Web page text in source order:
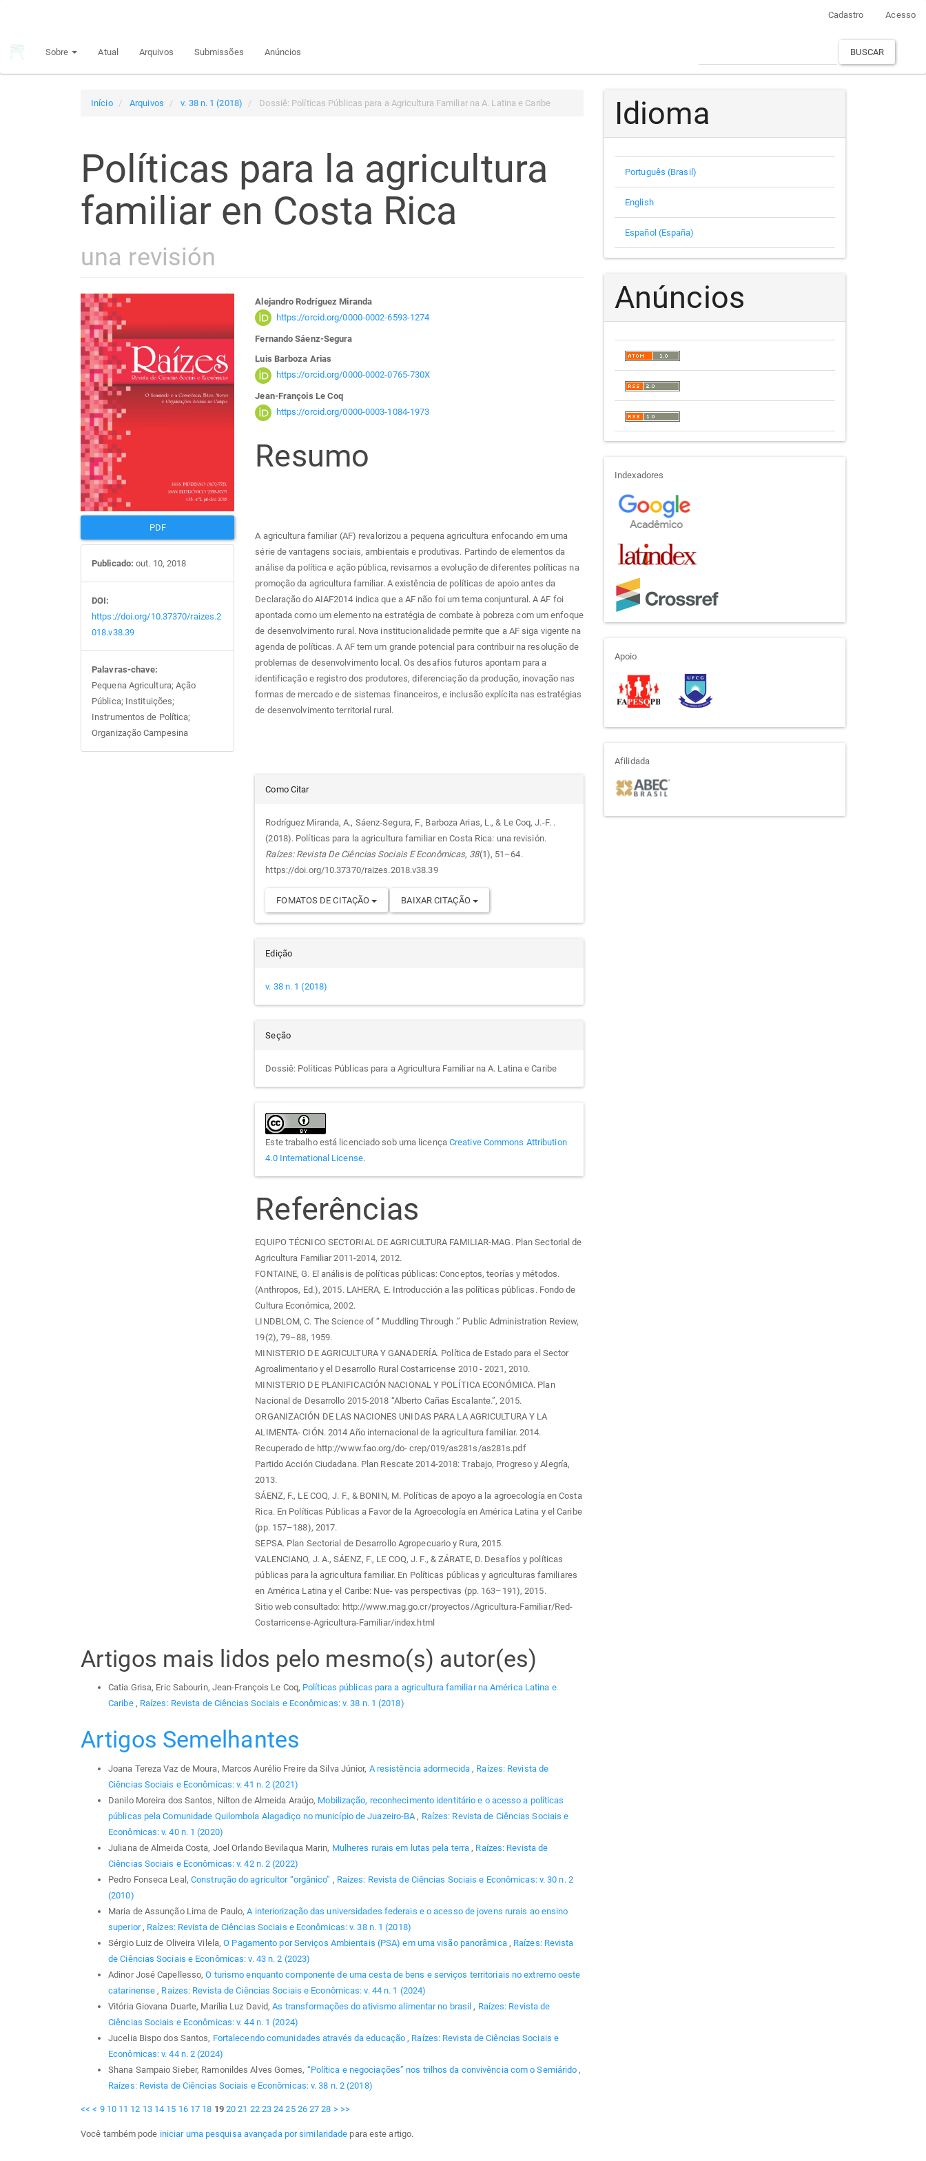
principal
Cadastro Acesso
Sobre Atual Arquivos Submissões Anúncios BUSCAR
Início Arquivos v. 38 n. 1 (2018) Dossiê: Políticas Públicas para a Agricultura Familiar na A. Latina e Caribe
Políticas para la agricultura
familiar en Costa Rica
una revisión
Barra
lateral
de
artigos
PDF
Publicado: out. 10, 2018
DOI:
https://doi.org/10.37370/raizes.2
018.v38.39
Palavras-chave:
Pequena Agricultura; Ação
Pública; Instituições;
Instrumentos de Política;
Organização Campesina
Conteúdo
do
artigo
principal
Alejandro Rodríguez Miranda
https://orcid.org/0000-0002-6593-1274
Fernando Sáenz-Segura
Luis Barboza Arias
https://orcid.org/0000-0002-0765-730X
Jean-François Le Coq
https://orcid.org/0000-0003-1084-1973
Resumo
A agricultura familiar (AF) revalorizou a pequena agricultura enfocando em uma
série de vantagens sociais, ambientais e produtivas. Partindo de elementos da
análise da política e ação pública, revisamos a evolução de diferentes políticas na
promoção da agricultura familiar. A existência de políticas de apoio antes da
Declaração do AIAF2014 indica que a AF não foi um tema conjuntural. A AF foi
apontada como um elemento na estratégia de combate à pobreza com um enfoque
de desenvolvimento rural. Nova institucionalidade permite que a AF siga vigente na
agenda de políticas. A AF tem um grande potencial para contribuir na resolução de
problemas de desenvolvimento local. Os desafios futuros apontam para a
identificação e registro dos produtores, diferenciação da produção, inovação nas
formas de mercado e de sistemas financeiros, e inclusão explícita nas estratégias
de desenvolvimento territorial rural.
Detalhes
do
artigo
Como Citar
Rodríguez Miranda, A., Sáenz-Segura, F., Barboza Arias, L., & Le Coq, J.-F. .
(2018). Políticas para la agricultura familiar en Costa Rica: una revisión.
Raízes: Revista De Ciências Sociais E Econômicas, 38(1), 51–64.
https://doi.org/10.37370/raizes.2018.v38.39
FOMATOS DE CITAÇÃO BAIXAR CITAÇÃO
Edição
v. 38 n. 1 (2018)
Seção
Dossiê: Políticas Públicas para a Agricultura Familiar na A. Latina e Caribe
Este trabalho está licenciado sob uma licença Creative Commons Attribution
4.0 International License.
Referências
EQUIPO TÉCNICO SECTORIAL DE AGRICULTURA FAMILIAR-MAG. Plan Sectorial de
Agricultura Familiar 2011-2014, 2012.
FONTAINE, G. El análisis de políticas públicas: Conceptos, teorías y métodos.
(Anthropos, Ed.), 2015. LAHERA, E. Introducción a las políticas públicas. Fondo de
Cultura Económica, 2002.
LINDBLOM, C. The Science of “ Muddling Through .” Public Administration Review,
19(2), 79–88, 1959.
MINISTERIO DE AGRICULTURA Y GANADERÍA. Política de Estado para el Sector
Agroalimentario y el Desarrollo Rural Costarricense 2010 - 2021, 2010.
MINISTERIO DE PLANIFICACIÓN NACIONAL Y POLÍTICA ECONÓMICA. Plan
Nacional de Desarrollo 2015-2018 “Alberto Cañas Escalante.”, 2015.
ORGANIZACIÓN DE LAS NACIONES UNIDAS PARA LA AGRICULTURA Y LA
ALIMENTA- CIÓN. 2014 Año internacional de la agricultura familiar. 2014.
Recuperado de http://www.fao.org/do- crep/019/as281s/as281s.pdf
Partido Acción Ciudadana. Plan Rescate 2014-2018: Trabajo, Progreso y Alegría,
2013.
SÁENZ, F., LE COQ, J. F., & BONIN, M. Políticas de apoyo a la agroecología en Costa
Rica. En Políticas Públicas a Favor de la Agroecología en América Latina y el Caribe
(pp. 157–188), 2017.
SEPSA. Plan Sectorial de Desarrollo Agropecuario y Rura, 2015.
VALENCIANO, J. A., SÁENZ, F., LE COQ, J. F., & ZÁRATE, D. Desafíos y políticas
públicas para la agricultura familiar. En Políticas públicas y agriculturas familiares
en América Latina y el Caribe: Nue- vas perspectivas (pp. 163–191), 2015.
Sitio web consultado: http://www.mag.go.cr/proyectos/Agricultura-Familiar/Red-
Costarricense-Agricultura-Familiar/index.html
Artigos mais lidos pelo mesmo(s) autor(es)
Catia Grisa, Eric Sabourin, Jean-François Le Coq, Políticas públicas para a agricultura familiar na América Latina e
Caribe , Raízes: Revista de Ciências Sociais e Econômicas: v. 38 n. 1 (2018)
Artigos Semelhantes
Joana Tereza Vaz de Moura, Marcos Aurélio Freire da Silva Júnior, A resistência adormecida , Raízes: Revista de
Ciências Sociais e Econômicas: v. 41 n. 2 (2021)
Danilo Moreira dos Santos, Nilton de Almeida Araújo, Mobilização, reconhecimento identitário e o acesso a políticas
públicas pela Comunidade Quilombola Alagadiço no município de Juazeiro-BA , Raízes: Revista de Ciências Sociais e
Econômicas: v. 40 n. 1 (2020)
Juliana de Almeida Costa, Joel Orlando Bevilaqua Marin, Mulheres rurais em lutas pela terra , Raízes: Revista de
Ciências Sociais e Econômicas: v. 42 n. 2 (2022)
Pedro Fonseca Leal, Construção do agricultor “orgânico” , Raízes: Revista de Ciências Sociais e Econômicas: v. 30 n. 2
(2010)
Maria de Assunção Lima de Paulo,A interiorização das universidades federais e o acesso de jovens rurais ao ensino
superior , Raízes: Revista de Ciências Sociais e Econômicas: v. 38 n. 1 (2018)
Sérgio Luiz de Oliveira Vilela,O Pagamento por Serviços Ambientais (PSA) em uma visão panorâmica , Raízes: Revista
de Ciências Sociais e Econômicas: v. 43 n. 2 (2023)
Adinor José Capellesso,O turismo enquanto componente de uma cesta de bens e serviços territoriais no extremo oeste
catarinense , Raízes: Revista de Ciências Sociais e Econômicas: v. 44 n. 1 (2024)
Vitória Giovana Duarte, Marília Luz David,As transformações do ativismo alimentar no brasil , Raízes: Revista de
Ciências Sociais e Econômicas: v. 44 n. 1 (2024)
Jucelia Bispo dos Santos, Fortalecendo comunidades através da educação , Raízes: Revista de Ciências Sociais e
Econômicas: v. 44 n. 2 (2024)
Shana Sampaio Sieber, Ramonildes Alves Gomes, “Política e negociações” nos trilhos da convivência com o Semiárido ,
Raízes: Revista de Ciências Sociais e Econômicas: v. 38 n. 2 (2018)
<< < 9 10 11 12 13 14 15 16 17 18 19 20 21 22 23 24 25 26 27 28 > >>
Você também pode iniciar uma pesquisa avançada por similaridade para este artigo.
Idioma
Português (Brasil)
English
Español (España)
Anúncios
indexadores
Indexadores
apoio
Apoio
afiliada
Afilidada